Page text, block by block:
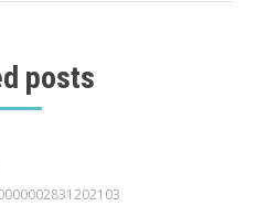
posts